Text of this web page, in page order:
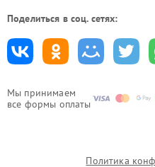
Мы принимаем
все формы оплаты
Поделиться в соц. сетях:
Политика